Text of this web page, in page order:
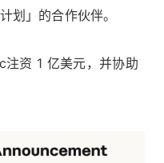
划」的合作伙伴。
资 1 亿美元，并协助